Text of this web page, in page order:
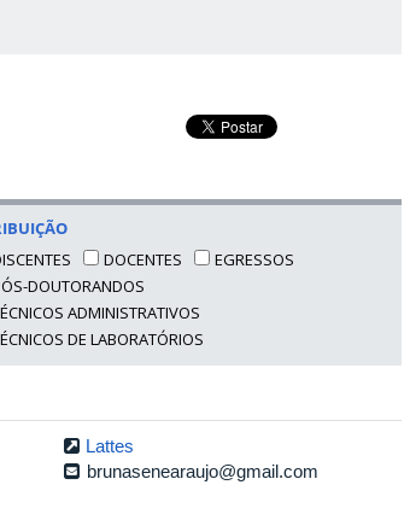
DOCENTES
EGRESSOS
DOUTORANDOS
ADMINISTRATIVOS
DE LABORATÓRIOS
Lattes
brunasenearaujo@gmail.com